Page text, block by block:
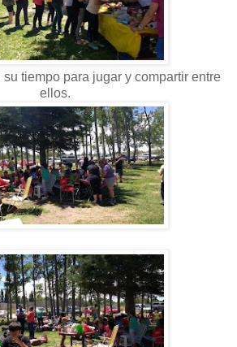
su tiempo para jugar y compartir entre
ellos.